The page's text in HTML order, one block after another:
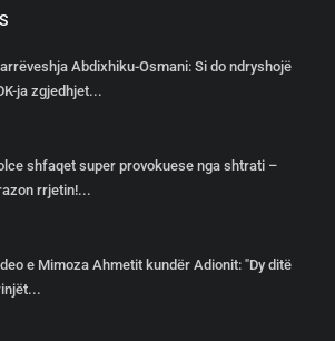
Abdixhiku-Osmani: Si do ndryshojë
ja zgjedhjet...
shfaqet super provokuese nga shtrati –
rrjetin!...
e Mimoza Ahmetit kundër Adionit: "Dy ditë